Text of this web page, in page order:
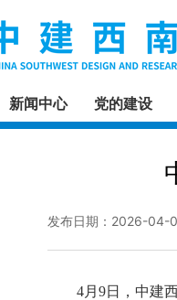
新闻中心 党的建设
发布日期：2026-04-
4月9日，中建西